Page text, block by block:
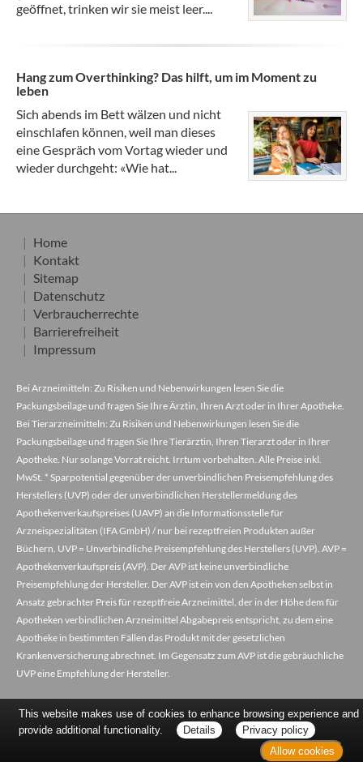
geöffnet, trinken wir sie meist leer....
Hang zum Overthinking? Das hilft, um im Moment zu
leben
Sich abends im Bett wälzen und nicht
einschlafen können, weil man dieses
eine Gespräch vom Vortag wieder und
wieder durchgeht: «Wie hat...
Home
Kontakt
Sitemap
Datenschutz
Verbraucherrechte
Barrierefreiheit
Impressum
Bei Arzneimitteln: Zu Risiken und Nebenwirkungen lesen Sie die
Packungsbeilage und fragen Sie Ihre Ärztin, Ihren Arzt oder in Ihrer Apotheke.
Bei Tierarzneimitteln: Zu Risiken und Nebenwirkungen lesen Sie die
Packungsbeilage und fragen Sie Ihre Tierärztin, Ihren Tierarzt oder in Ihrer
Apotheke. Nur solange Vorrat reicht. Irrtum vorbehalten. Alle Preise inkl.
MwSt. * Sparpotential gegenüber der unverbindlichen Preisempfehlung des
Herstellers (UVP) oder der unverbindlichen Herstellermeldung des
Apothekenverkaufspreises (UAVP) an die Informationsstelle für
Arzneispezialitäten (IFA GmbH) / nur bei rezeptfreien Produkten außer
Büchern. UVP = Unverbindliche Preisempfehlung des Herstellers (UVP). AVP =
Apothekenverkaufspreis (AVP). Der AVP ist keine unverbindliche
Preisempfehlung der Hersteller. Der AVP ist ein von den Apotheken selbst in
Ansatz gebrachter Preis für rezeptfreie Arzneimittel, der in der Höhe dem für
Apotheken verbindlichen Arzneimittel Abgabepreis entspricht, zu dem eine
Apotheke in bestimmten Fällen das Produkt mit der gesetzlichen
Krankenversicherung abrechnet. Im Gegensatz zum AVP ist die gebräuchliche
UVP eine Empfehlung der Hersteller.
This website makes use of cookies to enhance browsing experience and
provide additional functionality.
Details
Privacy policy
Allow cookies